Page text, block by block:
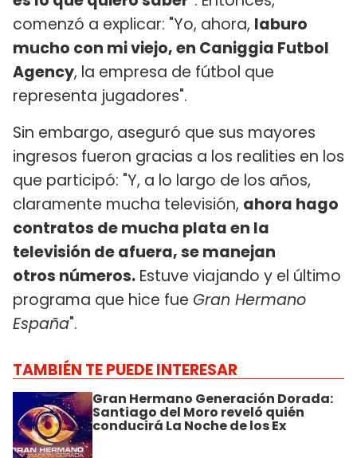
comenzó a explicar: "Yo, ahora, laburo
mucho con mi viejo, en Caniggia Futbol
Agency, la empresa de fútbol que
representa jugadores".
Sin embargo, aseguró que sus mayores
ingresos fueron gracias a los realities en los
que participó: "Y, a lo largo de los años,
claramente mucha televisión, ahora hago
contratos de mucha plata en la
televisión de afuera, se manejan
otros números. Estuve viajando y el último
programa que hice fue Gran Hermano
España".
TAMBIÉN TE PUEDE INTERESAR
Gran Hermano Generación Dorada:
Santiago del Moro reveló quién
conducirá La Noche de los Ex